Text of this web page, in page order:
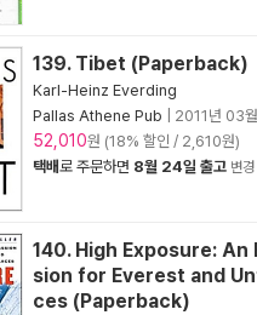
139. Tibet (Paperback)
Karl-Heinz Everding
Pallas Athene Pub
2011년 03월
52,010원 (18% 할인 / 2,610원)
택배로 주문하면 8월 24일 출고 변경
140. High Exposure: An
sion for Everest and
ces (Paperback)